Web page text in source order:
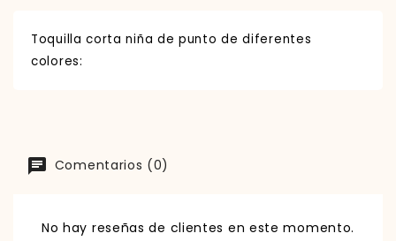
Toquilla corta niña de punto de diferentes
colores:
Comentarios (0)
No hay reseñas de clientes en este momento.